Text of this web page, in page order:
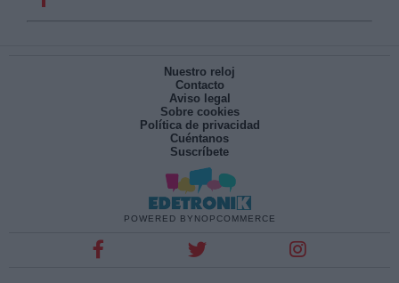
Nuestro reloj
Contacto
Aviso legal
Sobre cookies
Política de privacidad
Cuéntanos
Suscríbete
POWERED BY NOPCOMMERCE